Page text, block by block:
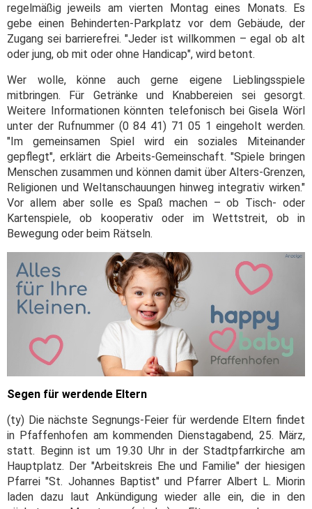
regelmäßig jeweils am vierten Montag eines Monats. Es
gebe einen Behinderten-Parkplatz vor dem Gebäude, der
Zugang sei barrierefrei. "Jeder ist willkommen – egal ob alt
oder jung, ob mit oder ohne Handicap", wird betont.
Wer wolle, könne auch gerne eigene Lieblingsspiele
mitbringen. Für Getränke und Knabbereien sei gesorgt.
Weitere Informationen könnten telefonisch bei Gisela Wörl
unter der Rufnummer (0 84 41) 71 05 1 eingeholt werden.
"Im gemeinsamen Spiel wird ein soziales Miteinander
gepflegt", erklärt die Arbeits-Gemeinschaft. "Spiele bringen
Menschen zusammen und können damit über Alters-Grenzen,
Religionen und Weltanschauungen hinweg integrativ wirken."
Vor allem aber solle es Spaß machen – ob Tisch- oder
Kartenspiele, ob kooperativ oder im Wettstreit, ob in
Bewegung oder beim Rätseln.
Segen für werdende Eltern
(ty) Die nächste Segnungs-Feier für werdende Eltern findet
in Pfaffenhofen am kommenden Dienstagabend, 25. März,
statt. Beginn ist um 19.30 Uhr in der Stadtpfarrkirche am
Hauptplatz. Der "Arbeitskreis Ehe und Familie" der hiesigen
Pfarrei "St. Johannes Baptist" und Pfarrer Albert L. Miorin
laden dazu laut Ankündigung wieder alle ein, die in den